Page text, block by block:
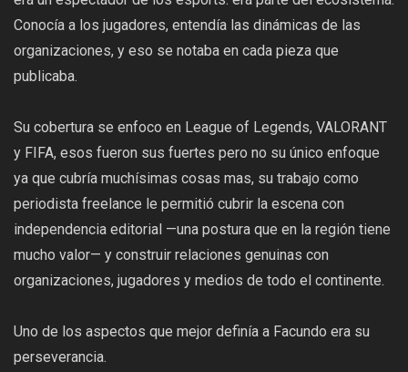
Conocía a los jugadores, entendía las dinámicas de las
organizaciones, y eso se notaba en cada pieza que
publicaba.
Su cobertura se enfoco en League of Legends, VALORANT
y FIFA, esos fueron sus fuertes pero no su único enfoque
ya que cubría muchísimas cosas mas, su trabajo como
periodista freelance le permitió cubrir la escena con
independencia editorial —una postura que en la región tiene
mucho valor— y construir relaciones genuinas con
organizaciones, jugadores y medios de todo el continente.
Uno de los aspectos que mejor definía a Facundo era su
perseverancia.